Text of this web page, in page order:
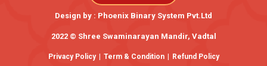
Design by : Phoenix Binary System Pvt.Ltd
2022 © Shree Swaminarayan Mandir, Vadtal
Privacy Policy Term & Condition Refund Policy